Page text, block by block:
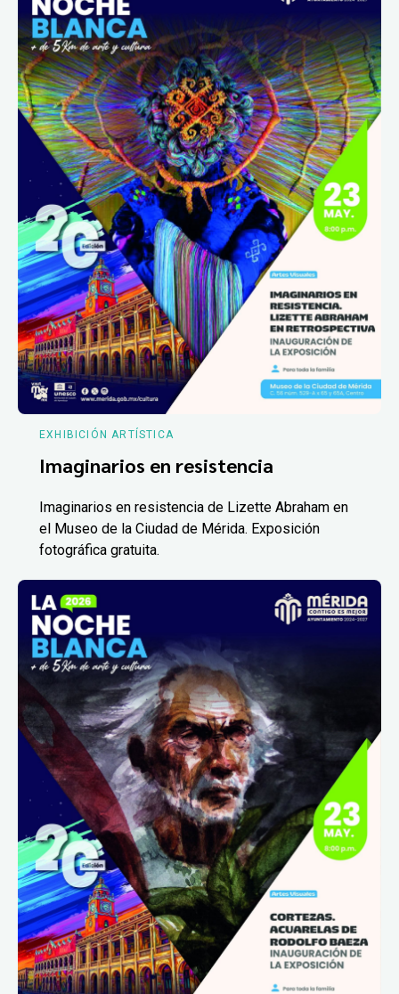
EXHIBICIÓN ARTÍSTICA
Imaginarios en resistencia
Imaginarios en resistencia de Lizette Abraham en
el Museo de la Ciudad de Mérida. Exposición
fotográfica gratuita.